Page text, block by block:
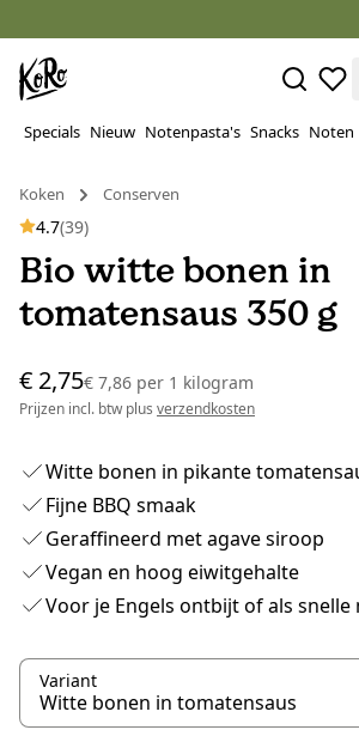
Specials Nieuw Notenpasta's Snacks Noten
Koken
Conserven
4.7(39)
Bio witte bonen in
tomatensaus 350 g
€ 2,75€ 7,86 per 1 kilogram
Prijzen incl. btw plus verzendkosten
Witte bonen in pikante
Fijne BBQ smaak
Geraffineerd met agave siroop
Vegan en hoog eiwitgehalte
Voor je Engels ontbijt of als snelle
Variant